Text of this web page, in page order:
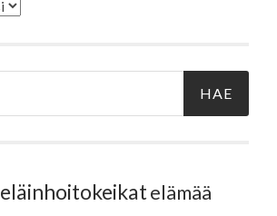
eläinhoitokeikatelämää